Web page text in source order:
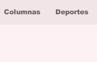
Columnas Deportes